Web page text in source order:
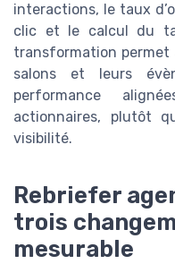
interactions, le taux
clic et le calcul du
transformation permet
salons et leurs
performance
actionnaires, plutôt
visibilité.
Rebriefer
trois
mesurable